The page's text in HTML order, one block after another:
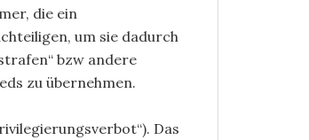
die ein
um sie dadurch
bzw andere
zu übernehmen.
Das